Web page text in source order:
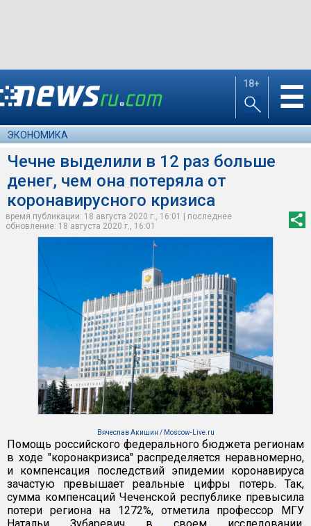
18+ ☰
ЭКОНОМИКА
Чечне выделили в 12 раз больше
денег, чем она потеряла от
коронавирусного кризиса
время публикации: 18 августа 2020 г., 16:01 | последнее
обновление: 18 августа 2020 г., 16:01
Вячеслав Акишин / Moscow-Live.ru
Помощь российского федерального бюджета регионам
в ходе "коронакризиса" распределяется неравномерно,
и компенсация последствий эпидемии коронавируса
зачастую превышает реальные цифры потерь. Так,
сумма компенсаций Чеченской республике превысила
потери региона на 1272%, отметила профессор МГУ
Натальи Зубаревич в своем исследовании,